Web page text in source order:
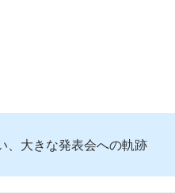
、大きな発表会への軌跡